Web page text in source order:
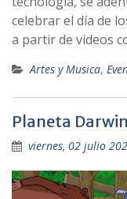
celebrar el día de
a partir de videos
Artes y Musica,
Planeta
viernes, 02 julio